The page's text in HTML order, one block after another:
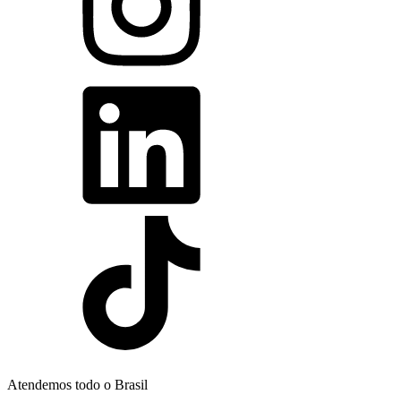
Atendemos todo o Brasil